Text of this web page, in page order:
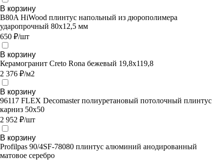
В корзину
B80A HiWood плинтус напольный из дюрополимера
ударопрочный 80х12,5 мм
650 ₽/шт
В корзину
Керамогранит Creto Rona бежевый 19,8х119,8
2 376 ₽/м2
В корзину
96117 FLEX Decomaster полиуретановый потолочный плинтус
карниз 50х50
2 952 ₽/шт
В корзину
Profilpas 90/4SF-78080 плинтус алюминий анодированный
матовое серебро